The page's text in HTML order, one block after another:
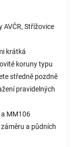
Střížovice
krátká
koruny typu
středně pozdně
pravidelných
MM106
a půdních